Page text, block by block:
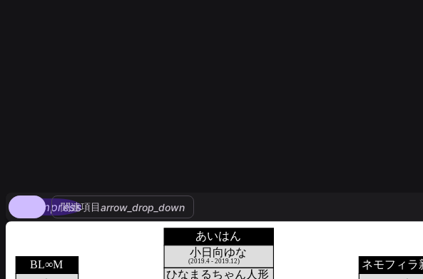
compress
関連項目arrow_drop_down